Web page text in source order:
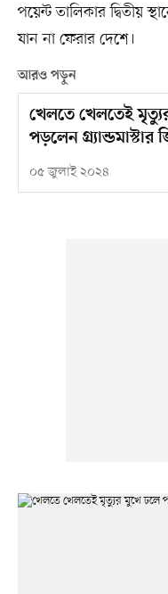
পয়েন্ট তালিকার দ্বিতীয়
যান না ফেরার দেশে।
আরও পড়ুন
খেলতে খেলতেই
পড়লেন গ্র্যান্ডমাস্টার
০৫ জুলাই ২০২৪